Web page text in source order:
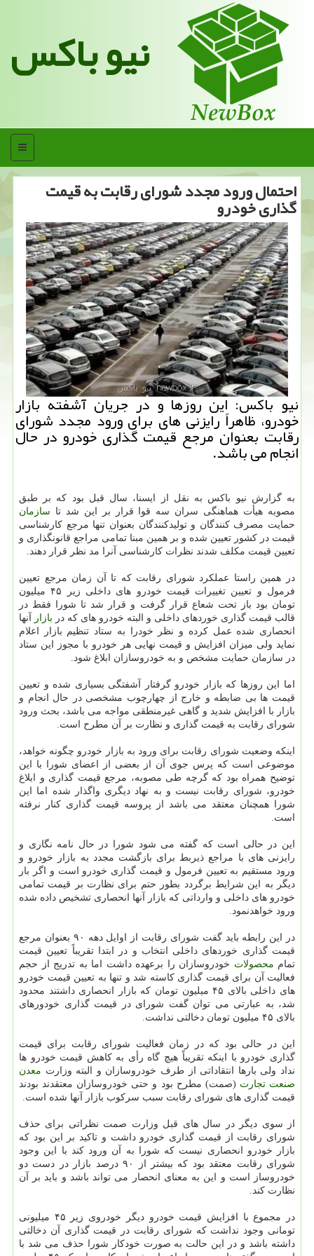
نیو باکس
منو
احتمال ورود مجدد شورای رقابت به قیمت
گذاری خودرو
نیو باكس: این روزها و در جریان آشفته بازار
خودرو، ظاهراً رایزنی های برای ورود مجدد شورای
رقابت بعنوان مرجع قیمت گذاری خودرو در حال
انجام می باشد.
به گزارش نیو باكس به نقل از ایسنا، سال قبل بود كه بر طبق
مصوبه هیأت هماهنگی سران سه قوا قرار بر این شد تا سازمان
حمایت مصرف كنندگان و تولیدكنندگان بعنوان تنها مرجع كارشناسی
قیمت در كشور تعیین شده و بر همین مبنا تمامی مراجع قانونگذاری و
تعیین قیمت مكلف شدند نظرات كارشناسی آنرا مد نظر قرار دهند.
در همین راستا عملكرد شورای رقابت كه تا آن زمان مرجع تعیین
فرمول و تعیین تغییرات قیمت خودرو های داخلی زیر ۴۵ میلیون
تومان بود باز تحت شعاع قرار گرفت و قرار شد تا شورا فقط در
قالب قیمت گذاری خوردهای داخلی و البته خودرو های كه در بازار آنها
انحصاری شده عمل كرده و نظر خودرا به ستاد تنظیم بازار اعلام
نماید ولی میزان افزایش و قیمت نهایی هر خودرو با مجوز این ستاد
در سازمان حمایت مشخص و به خودروسازان ابلاغ شود.
اما این روزها كه بازار خودرو گرفتار آشفتگی بسیاری شده و تعیین
قیمت ها بی ضابطه و خارج از چهارچوب مشخصی در حال انجام و
بازار با افزایش شدید و گاهی غیرمنطقی مواجه می باشد، بحث ورود
شورای رقابت به قیمت گذاری و نظارت بر آن مطرح است.
اینكه وضعیت شورای رقابت برای ورود به بازار خودرو چگونه خواهد،
موضوعی است كه پرس جوی آن از بعضی از اعضای شورا با این
توضیح همراه بود كه گرچه طی مصوبه، مرجع قیمت گذاری و ابلاغ
خودرو، شورای رقابت نیست و به نهاد دیگری واگذار شده اما این
شورا همچنان معتقد می باشد از پروسه قیمت گذاری كنار نرفته
است.
این در حالی است كه گفته می شود شورا در حال نامه نگاری و
رایزنی های با مراجع ذیربط برای بازگشت مجدد به بازار خودرو و
ورود مستقیم به تعیین فرمول و قیمت گذاری خودرو است و اگر بار
دیگر به این شرایط برگردد بطور حتم برای نظارت بر قیمت تمامی
خودرو های داخلی و وارداتی كه بازار آنها انحصاری تشخیص داده شده
ورود خواهدنمود.
در این رابطه باید گفت شورای رقابت از اوایل دهه ۹۰ بعنوان مرجع
قیمت گذاری خوردهای داخلی انتخاب و در ابتدا تقریباً تعیین قیمت
تمام محصولات خودروسازان را برعهده داشت اما به تدریج از حجم
فعالیت آن برای قیمت گذاری كاسته شد و تنها به تعیین قیمت خودرو
های داخلی بالای ۴۵ میلیون تومان كه بازار انحصاری داشتند محدود
شد، به عبارتی می توان گفت شورای در قیمت گذاری خودورهای
بالای ۴۵ میلیون تومان دخالتی نداشت.
این در حالی بود كه در زمان فعالیت شورای رقابت برای قیمت
گذاری خودرو با اینكه تقریباً هیچ گاه رأی به كاهش قیمت خودرو ها
نداد ولی بارها انتقاداتی از طرف خودروسازان و البته وزارت معدن
صنعت تجارت (صمت) مطرح بود و حتی خودروسازان معتقدند بودند
قیمت گذاری های شورای رقابت سبب سركوب بازار آنها شده است.
از سوی دیگر در سال های قبل وزارت صمت نظراتی برای حذف
شورای رقابت از قیمت گذاری خودرو داشت و تاكید بر این بود كه
بازار خودرو انحصاری نیست كه شورا به آن ورود كند با این وجود
شورای رقابت معتقد بود كه بیشتر از ۹۰ درصد بازار در دست دو
خودروساز است و این به معنای انحصار می تواند باشد و باید بر آن
نظارت كند.
در مجموع با افزایش قیمت خودرو دیگر خودروی زیر ۴۵ میلیونی
تومانی وجود نداشت كه شورای رقابت در قیمت گذاری آن دخالتی
داشته باشد و در این حالت به صورت خودكار شورا حذف می شد با